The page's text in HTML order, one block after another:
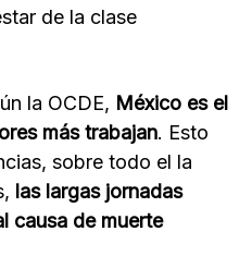
de la clase
la OCDE, México es el
más trabajan. Esto
sobre todo el la
las largas jornadas
causa de muerte